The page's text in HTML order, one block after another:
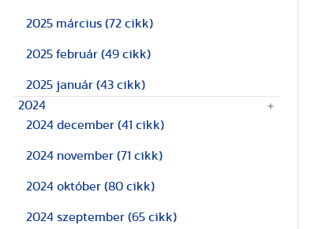
2025 március (72 cikk)
2025 február (49 cikk)
2025 január (43 cikk)
2024
2024 december (41 cikk)
2024 november (71 cikk)
2024 október (80 cikk)
2024 szeptember (65 cikk)